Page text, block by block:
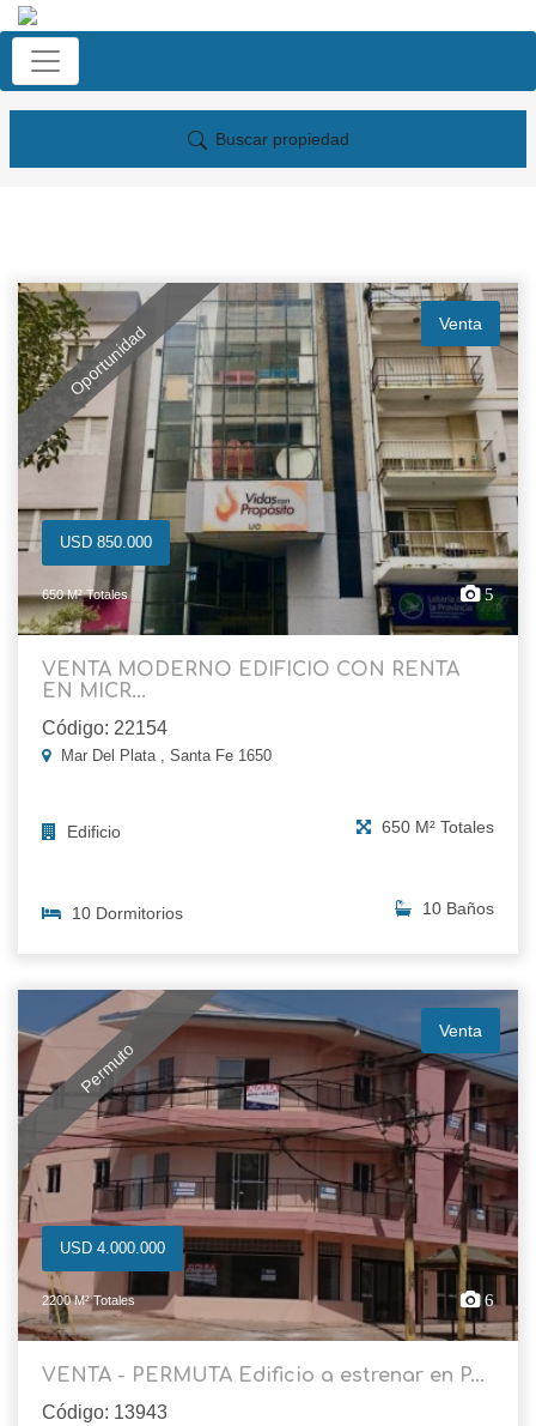
Buscar propiedad
Oportunidad Venta
USD 850.000
650 M² Totales 5
VENTA MODERNO EDIFICIO CON RENTA
EN MICR...
Código: 22154
Mar Del Plata , Santa Fe 1650
Edificio 650 M² Totales
10 Dormitorios 10 Baños
Permuto
Venta
USD 4.000.000
2200 M² Totales 6
VENTA - PERMUTA Edificio a estrenar en P...
Código: 13943